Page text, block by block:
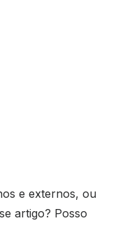
e externos, ou
artigo? Posso